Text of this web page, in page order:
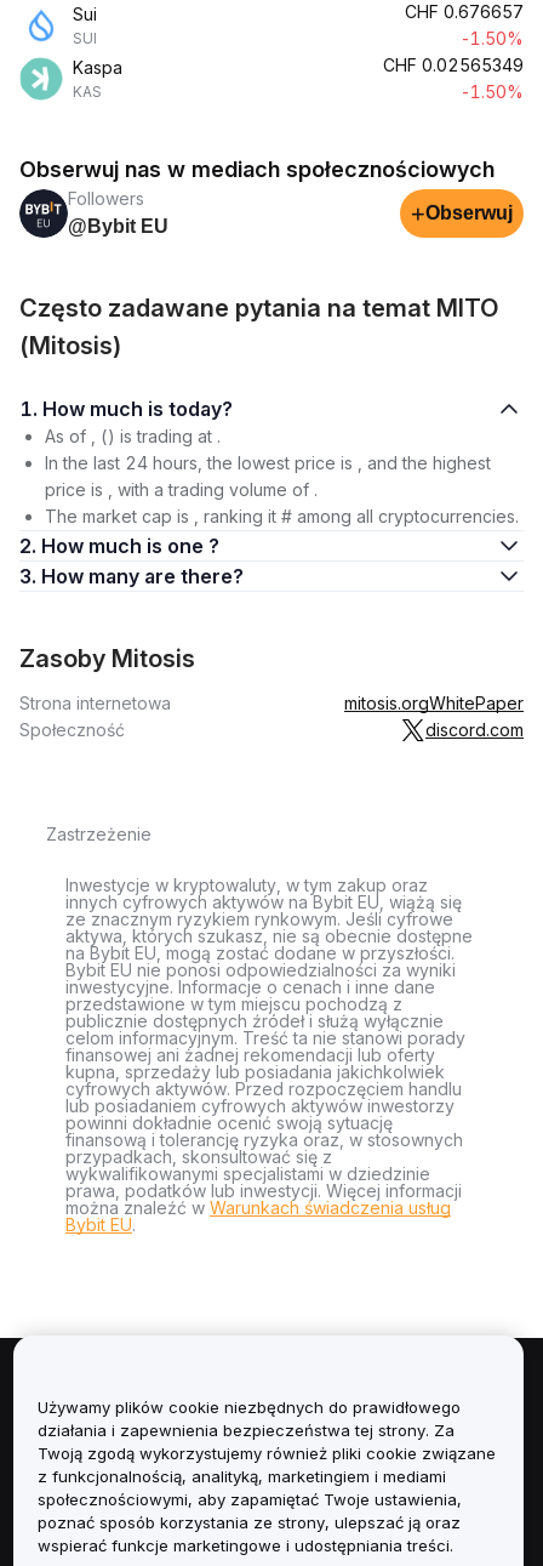
Sui
SUI
CHF 0.676657
-1.50%
Kaspa
KAS
CHF 0.02565349
-1.50%
Obserwuj nas w mediach społecznościowych
Followers
@Bybit EU
+Obserwuj
Często zadawane pytania na temat MITO
(Mitosis)
1. How much is today?
As of , () is trading at .
In the last 24 hours, the lowest price is , and the highest
price is , with a trading volume of .
The market cap is , ranking it # among all cryptocurrencies.
2. How much is one ?
3. How many are there?
Zasoby Mitosis
Strona internetowa mitosis.orgWhitePaper
Społeczność
discord.com
Zastrzeżenie
Inwestycje w kryptowaluty, w tym zakup oraz
innych cyfrowych aktywów na Bybit EU, wiążą się
ze znacznym ryzykiem rynkowym. Jeśli cyfrowe
aktywa, których szukasz, nie są obecnie dostępne
na Bybit EU, mogą zostać dodane w przyszłości.
Bybit EU nie ponosi odpowiedzialności za wyniki
inwestycyjne. Informacje o cenach i inne dane
przedstawione w tym miejscu pochodzą z
publicznie dostępnych źródeł i służą wyłącznie
celom informacyjnym. Treść ta nie stanowi porady
finansowej ani żadnej rekomendacji lub oferty
kupna, sprzedaży lub posiadania jakichkolwiek
cyfrowych aktywów. Przed rozpoczęciem handlu
lub posiadaniem cyfrowych aktywów inwestorzy
powinni dokładnie ocenić swoją sytuację
finansową i tolerancję ryzyka oraz, w stosownych
przypadkach, skonsultować się z
wykwalifikowanymi specjalistami w dziedzinie
prawa, podatków lub inwestycji. Więcej informacji
można znaleźć w Warunkach świadczenia usług
Bybit EU.
Informacje
Usługi
Obsługa Klienta
Używamy plików cookie niezbędnych do prawidłowego
działania i zapewnienia bezpieczeństwa tej strony. Za
Twoją zgodą wykorzystujemy również pliki cookie związane
z funkcjonalnością, analityką, marketingiem i mediami
społecznościowymi, aby zapamiętać Twoje ustawienia,
poznać sposób korzystania ze strony, ulepszać ją oraz
wspierać funkcje marketingowe i udostępniania treści.